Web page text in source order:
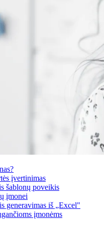
įvertinimas
šablonų poveikis
įmonei
generavimas iš „Excel"
įmonėms